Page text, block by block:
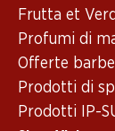
Frutta et
Profumi di
Offerte
Prodotti di
Prodotti IP-
extra